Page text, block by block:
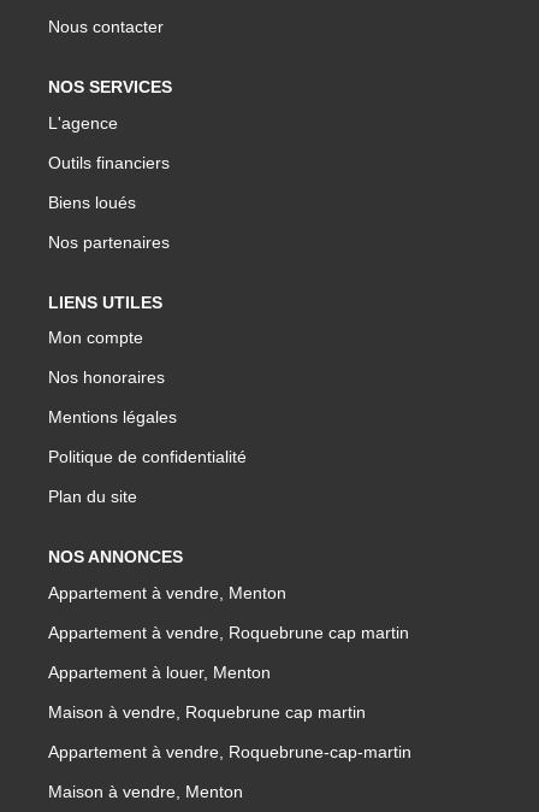
Nous contacter
NOS SERVICES
L'agence
Outils financiers
Biens loués
Nos partenaires
LIENS UTILES
Mon compte
Nos honoraires
Mentions légales
Politique de confidentialité
Plan du site
NOS ANNONCES
Appartement à vendre, Menton
Appartement à vendre, Roquebrune cap martin
Appartement à louer, Menton
Maison à vendre, Roquebrune cap martin
Appartement à vendre, Roquebrune-cap-martin
Maison à vendre, Menton